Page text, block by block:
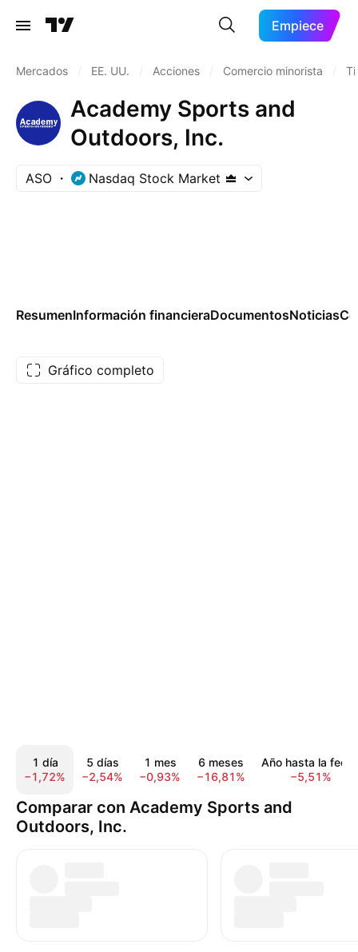
Empiece
Mercados EE. UU. Acciones Comercio minorista
Academy Sports and
Outdoors, Inc.
ASO Nasdaq Stock Market
ResumenInformación financieraDocumentosNoticias
Gráfico completo
1 día
−1,72%
5 días
−2,54%
1 mes
−0,93%
6 meses
−16,81%
Año hasta la
−5,51%
Comparar con Academy Sports and
Outdoors, Inc.